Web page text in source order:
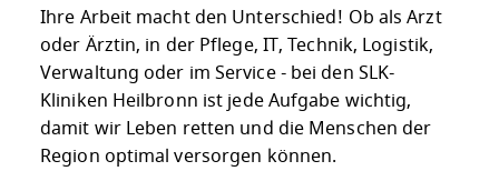
Ihre Arbeit macht den Unterschied! Ob als Arzt
oder Ärztin, in der Pflege, IT, Technik, Logistik,
Verwaltung oder im Service - bei den SLK-
Kliniken Heilbronn ist jede Aufgabe wichtig,
damit wir Leben retten und die Menschen der
Region optimal versorgen können.